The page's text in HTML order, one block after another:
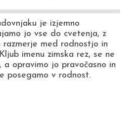
je izjemno
jo vse do cvetenja, z
razmerje med rodnostjo in
imenu zimska rez, se ne
a opravimo jo pravočasno in
posegamo v rodnost.